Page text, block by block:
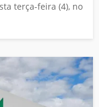
terça-feira (4), no